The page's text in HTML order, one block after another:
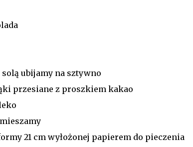
ubijamy na sztywno
przesiane z proszkiem kakao
21 cm wyłożonej papierem do pieczenia